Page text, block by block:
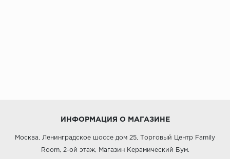
ИНФОРМАЦИЯ О МАГАЗИНЕ
Москва, Ленинградское шоссе дом 25, Торговый Центр Family
Room, 2-ой этаж, Магазин Керамический Бум.